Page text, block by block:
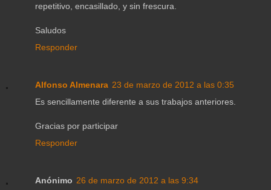
repetitivo, encasillado, y sin frescura.
Saludos
Responder
Alfonso Almenara 23 de marzo de 2012 a las 0:35
Es sencillamente diferente a sus trabajos anteriores.
Gracias por participar
Responder
Anónimo 26 de marzo de 2012 a las 9:34